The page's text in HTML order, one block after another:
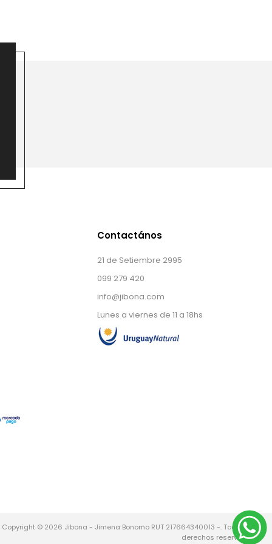
Contactános
21 de Setiembre 2995
099 279 420
info@jibona.com
Lunes a viernes de 11 a 18hs
Copyright © 2026 Jibona - Jimena Bonomo RUT 217664340013 -. Todos los
derechos reservados.